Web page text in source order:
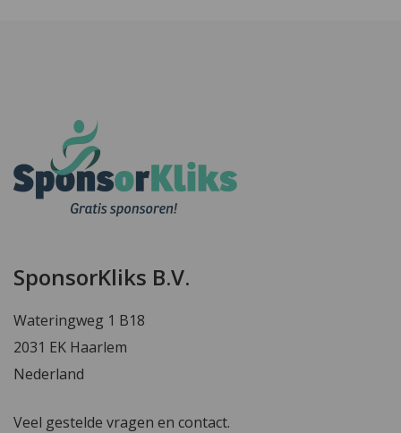
SponsorKliks B.V.
Wateringweg 1 B18
2031 EK Haarlem
Nederland
Veel gestelde vragen en contact.